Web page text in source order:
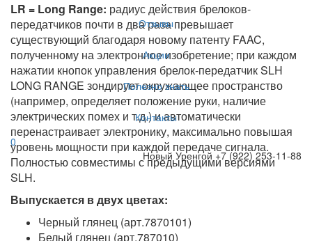
Отзывы
Акции
Полезно знать
Контакты
0
Новый Уренгой+7 (922) 253-11-88
LR = Long Range: радиус действия брелоков-
передатчиков почти в два раза превышает
существующий благодаря новому патенту FAAC,
полученному на электронное изобретение; при каждом
нажатии кнопок управления брелок-передатчик SLH
LONG RANGE зондирует окружающее пространство
(например, определяет положение руки, наличие
электрических помех и т.д.) и автоматически
перенастраивает электронику, максимально повышая
уровень мощности при каждой передаче сигнала.
Полностью совместимы с предыдущими версиями
SLH.
Выпускается в двух цветах:
Черный глянец (арт.7870101)
Белый глянец (арт.787010)